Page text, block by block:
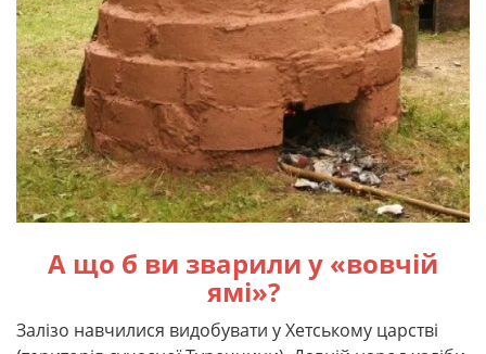
А що б ви зварили у «вовчій
ямі»?
Залізо навчилися видобувати у Хетському царстві